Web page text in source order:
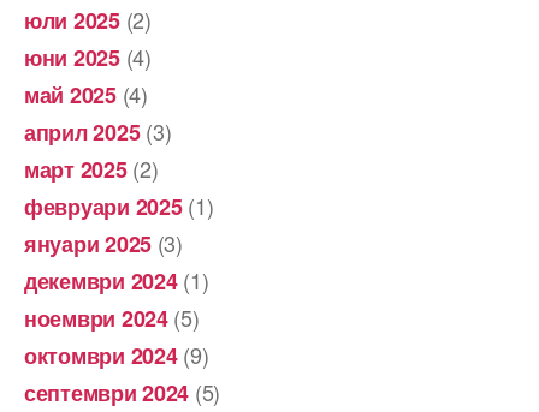
юли 2025(2)
юни 2025(4)
май 2025(4)
април 2025(3)
март 2025(2)
февруари 2025(1)
януари 2025 (3)
декември 2024(1)
ноември 2024(5)
октомври 2024(9)
септември 2024 (5)